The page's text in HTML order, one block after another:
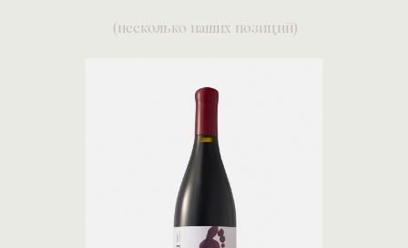
(несколько наших позиций)